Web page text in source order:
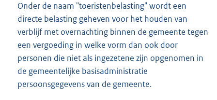
Onder de naam "toeristenbelasting" wordt een
directe belasting geheven voor het houden van
verblijf met overnachting binnen de gemeente tegen
een vergoeding in welke vorm dan ook door
personen die niet als ingezetene zijn opgenomen in
de gemeentelijke basisadministratie
persoonsgegevens van de gemeente.